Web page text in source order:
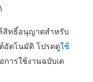
สิทธิ์อนุญาตสำหรับ
อัตโนมัติ โปรดดูใช้
การใช้งานฉบับเด